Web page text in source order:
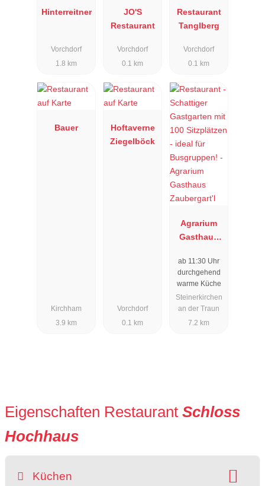
Hinterreitner
Vorchdorf
1.8 km
JO'S
Restaurant
Vorchdorf
0.1 km
Restaurant
Tanglberg
Vorchdorf
0.1 km
Bauer
Kirchham
3.9 km
Hoftaverne
Ziegelböck
Vorchdorf
0.1 km
Agrarium
Gasthaus
ab 11:30 Uhr
durchgehend
warme Küche
Steinerkirchen
an der Traun
7.2 km
Eigenschaften Restaurant Schloss
Hochhaus
Küchen